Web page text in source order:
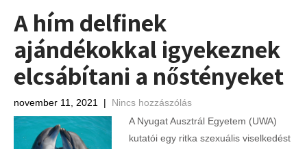
A hím delfinek
ajándékokkal igyekeznek
elcsábítani a nőstényeket
november 11, 2021 | Nincs hozzászólás
A Nyugat Ausztrál Egyetem (UWA)
kutatói egy ritka szexuális viselkedést